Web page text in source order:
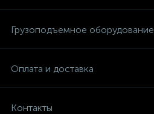
Грузоподъемное оборудование
Оплата и доставка
Контакты